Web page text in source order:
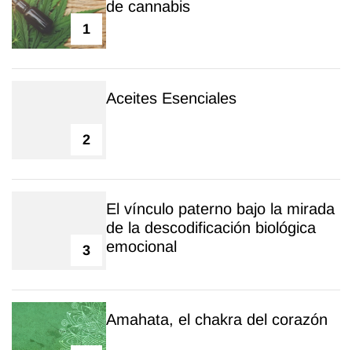
1
de cannabis
2
Aceites Esenciales
3
El vínculo paterno bajo la mirada
de la descodificación biológica
emocional
Amahata, el chakra del corazón